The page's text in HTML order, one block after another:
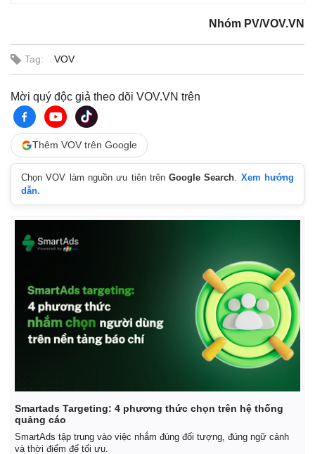
Bất động sản
Chứng khoán
Nhóm PV/VOV.VN
Tag: VOV
Mời quý độc giả theo dõi VOV.VN trên
Thêm VOV trên Google
Chọn VOV làm nguồn ưu tiên trênGoogle Search. Xem hướng
dẫn.
Smartads Targeting: 4 phương thức chọn trên hệ thống
quảng cáo
SmartAds tập trung vào việc nhắm đúng đối tượng, đúng ngữ cảnh
và thời điểm để tối ưu.